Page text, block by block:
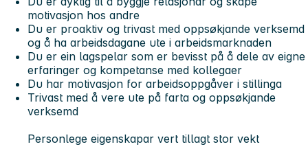
motivasjon hos andre
Du er proaktiv og trivast med oppsøkjande verksemd
og å ha arbeidsdagane ute i arbeidsmarknaden
Du er ein lagspelar som er bevisst på å dele av eigne
erfaringer og kompetanse med kollegaer
Du har motivasjon for arbeidsoppgåver i stillinga
Trivast med å vere ute på farta og oppsøkjande
verksemd
Personlege eigenskapar vert tillagt stor vekt